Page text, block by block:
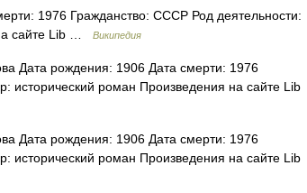
1976 Гражданство: СССР Род деятельности:
сайте Lib …
Википедия
Дата рождения: 1906 Дата смерти: 1976
исторический роман Произведения на сайте Lib
Дата рождения: 1906 Дата смерти: 1976
исторический роман Произведения на сайте Lib